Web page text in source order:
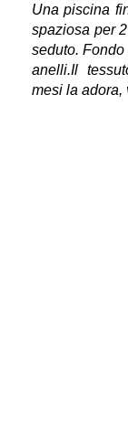
Una piscina
spaziosa per
seduto.
anelli.Il
mesi la adora,